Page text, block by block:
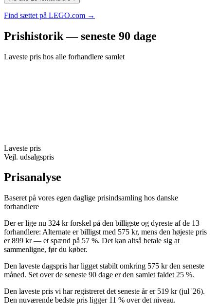
Find sættet på LEGO.com →
Prishistorik — seneste 90 dage
Laveste pris hos alle forhandlere samlet
Laveste pris
Vejl. udsalgspris
Prisanalyse
Baseret på vores egen daglige prisindsamling hos danske
forhandlere
Der er lige nu 324 kr forskel på den billigste og dyreste af de 13
forhandlere: Alternate er billigst med 575 kr, mens den højeste pris
er 899 kr — et spænd på 57 %. Det kan altså betale sig at
sammenligne, før du køber.
Den laveste dagspris har ligget stabilt omkring 575 kr den seneste
måned. Set over de seneste 90 dage er den samlet faldet 25 %.
Den laveste pris vi har registreret det seneste år er 519 kr (jul '26).
Den nuværende bedste pris ligger 11 % over det niveau.